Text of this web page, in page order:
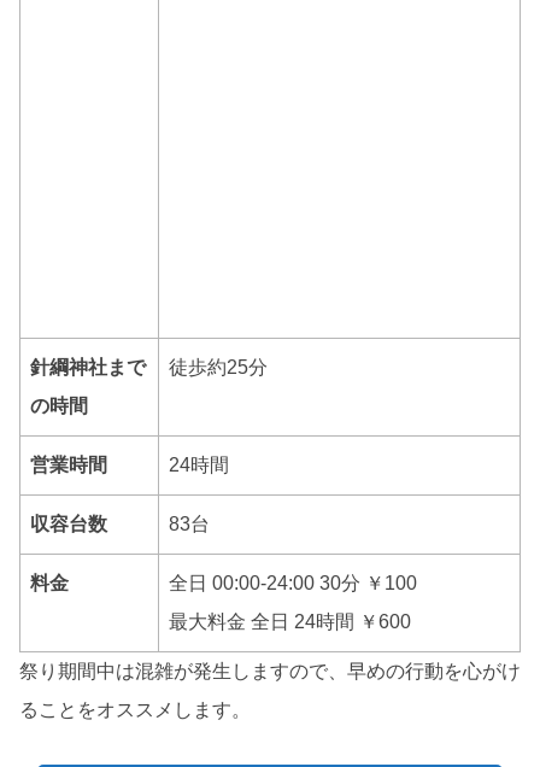
針綱神社まで
の時間
徒歩約25分
営業時間 24時間
収容台数 83台
料金
全日 00:00-24:00 30分 ￥100
最大料金 全日 24時間 ￥600
祭り期間中は混雑が発生しますので、早めの行動を心がけ
ることをオススメします。